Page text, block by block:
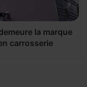
la marque
carrosserie